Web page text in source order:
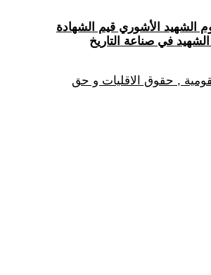
الشهيد الأشوري قيم الشهادة
في صناعة التاريخ
, حقوق الاقليات و حق